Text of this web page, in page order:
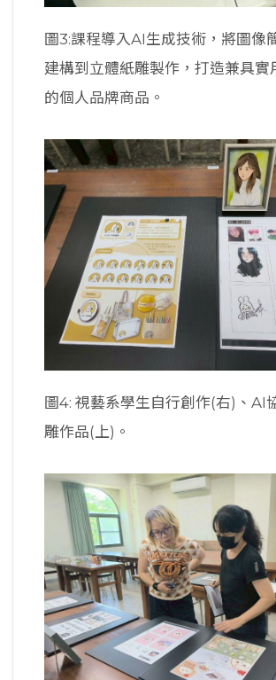
圖3:課程導入AI生成技術，將圖像
建構到立體紙雕製作，打造兼具實
的個人品牌商品。
圖4: 視藝系學生自行創作(右)、AI
雕作品(上)。